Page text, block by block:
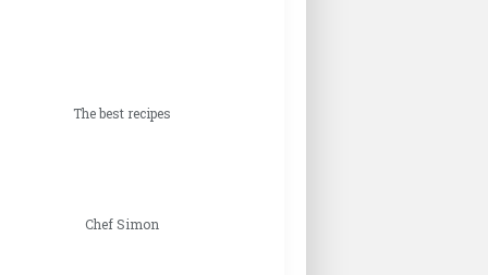
The best recipes
Chef Simon